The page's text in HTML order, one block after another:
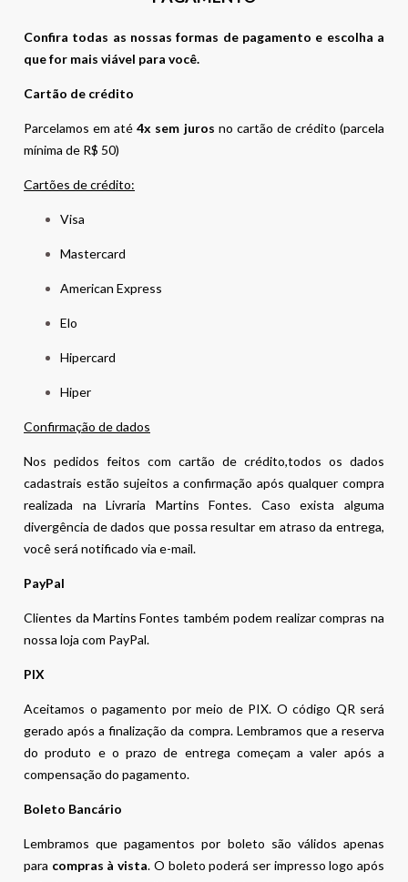
Confira todas as nossas formas de pagamento e escolha a
que for mais viável para você.
Cartão de crédito
Parcelamos em até4x sem juros no cartão de crédito (parcela
mínima de R$ 50)
Cartões de crédito:
Visa
Mastercard
American Express
Elo
Hipercard
Hiper
Confirmação de dados
Nos pedidos feitos com cartão de crédito,todos os dados
cadastrais estão sujeitos a confirmação após qualquer compra
realizada na Livraria Martins Fontes. Caso exista alguma
divergência de dados que possa resultar em atraso da entrega,
você será notificado via e-mail.
PayPal
Clientes da Martins Fontes também podem realizar compras na
nossa loja com PayPal.
PIX
Aceitamos o pagamento por meio de PIX. O código QR será
gerado após a finalização da compra. Lembramos que a reserva
do produto e o prazo de entrega começam a valer após a
compensação do pagamento.
Boleto Bancário
Lembramos que pagamentos por boleto são válidos apenas
para compras à vista. O boleto poderá ser impresso logo após